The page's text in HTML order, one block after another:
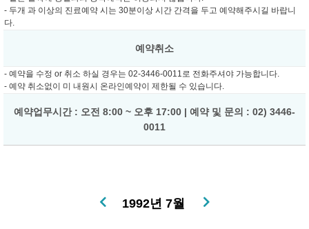
- 두개 과 이상의 진료예약 시는 30분이상 시간 간격을 두고 예약해주시길 바랍니
다.
예약취소
- 예약을 수정 or 취소 하실 경우는 02-3446-0011로 전화주셔야 가능합니다.
- 예약 취소없이 미 내원시 온라인예약이 제한될 수 있습니다.
예약업무시간 : 오전 8:00 ~ 오후 17:00 | 예약 및 문의 : 02) 3446-
0011
1992년 7월